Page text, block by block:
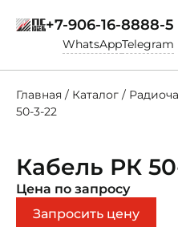
+7-906-16-8888-5
WhatsAppTelegram
Главная / Каталог /
50-3-22
Кабель РК
Цена по запросу
Запросить цену